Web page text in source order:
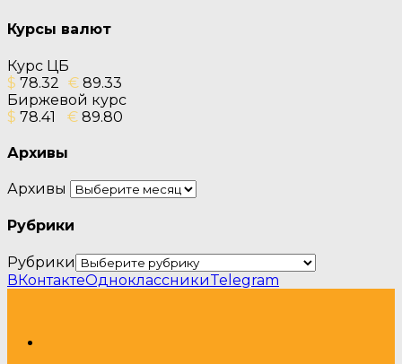
Курсы валют
Курс ЦБ
$ 78.32 € 89.33
Биржевой курс
$ 78.41 € 89.80
Архивы
Архивы
Рубрики
Рубрики
ВКонтактеОдноклассникиTelegram